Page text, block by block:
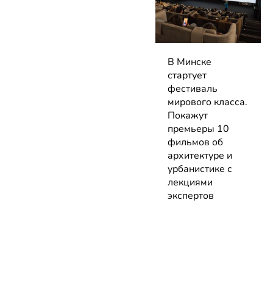
В Минске
стартует
фестиваль
мирового класса.
Покажут
премьеры 10
фильмов об
архитектуре и
урбанистике с
лекциями
экспертов